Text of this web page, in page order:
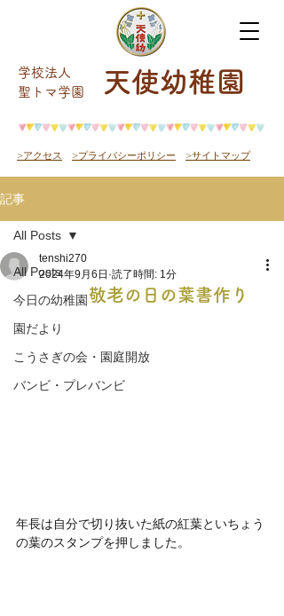
天使幼稚園
学校法人
​聖トマ学園
>アクセス >プライバシーポリシー >サイトマップ
記事
All Posts
今日の幼稚園
園だより
こうさぎの会・園庭開放
バンビ・プレバンビ
All Posts
敬老の日の葉書作り
tenshi270
2024年9月6日 読了時間: 1分
年長は自分で切り抜いた紙の紅葉といちょう
の葉のスタンプを押しました。